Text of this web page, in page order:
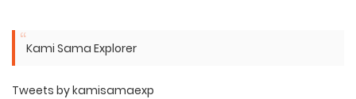
Kami Sama Explorer
Tweets by kamisamaexp